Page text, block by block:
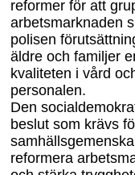
reformer för att
arbetsmarknaden
polisen
äldre och familjer
kvaliteten i vård
personalen.
Den
beslut som krävs
reformera